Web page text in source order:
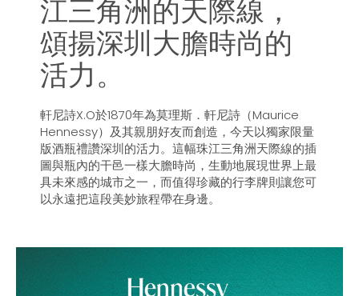
江三角洲的天際線，
頌揚深圳大膽時尚的
活力。
軒尼詩X.O於1870年為莫理斯．軒尼詩（Maurice
Hennessy）及其親朋好友而創造，今天以獨家限量
版酒瓶禮讚深圳的活力。這幅珠江三角洲天際線的插
圖與瓶內的干邑一樣大膽時尚，生動地展現世界上最
具未來感的城市之一，而值得珍藏的行李牌則讓您可
以永遠把這段美妙旅程帶在身邊。